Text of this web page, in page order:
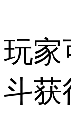
玩家
斗获